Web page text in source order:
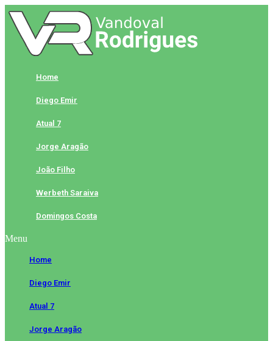
Skip
to
content
Home
Diego Emir
Atual 7
Jorge Aragão
João Filho
Werbeth Saraiva
Domingos Costa
Menu
Home
Diego Emir
Atual 7
Jorge Aragão